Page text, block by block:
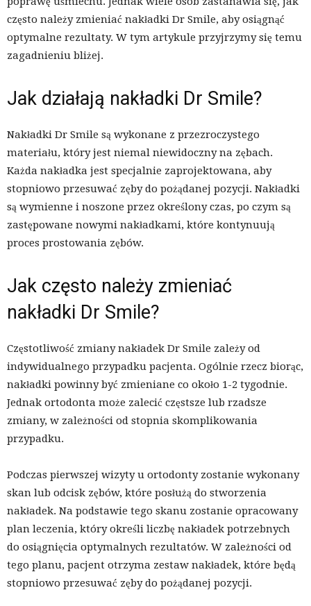
często należy zmieniać nakładki Dr Smile, aby osiągnąć
optymalne rezultaty. W tym artykule przyjrzymy się temu
zagadnieniu bliżej.
Jak działają nakładki Dr Smile?
Nakładki Dr Smile są wykonane z przezroczystego
materiału, który jest niemal niewidoczny na zębach.
Każda nakładka jest specjalnie zaprojektowana, aby
stopniowo przesuwać zęby do pożądanej pozycji. Nakładki
są wymienne i noszone przez określony czas, po czym są
zastępowane nowymi nakładkami, które kontynuują
proces prostowania zębów.
Jak często należy zmieniać
nakładki Dr Smile?
Częstotliwość zmiany nakładek Dr Smile zależy od
indywidualnego przypadku pacjenta. Ogólnie rzecz biorąc,
nakładki powinny być zmieniane co około 1-2 tygodnie.
Jednak ortodonta może zalecić częstsze lub rzadsze
zmiany, w zależności od stopnia skomplikowania
przypadku.
Podczas pierwszej wizyty u ortodonty zostanie wykonany
skan lub odcisk zębów, które posłużą do stworzenia
nakładek. Na podstawie tego skanu zostanie opracowany
plan leczenia, który określi liczbę nakładek potrzebnych
do osiągnięcia optymalnych rezultatów. W zależności od
tego planu, pacjent otrzyma zestaw nakładek, które będą
stopniowo przesuwać zęby do pożądanej pozycji.